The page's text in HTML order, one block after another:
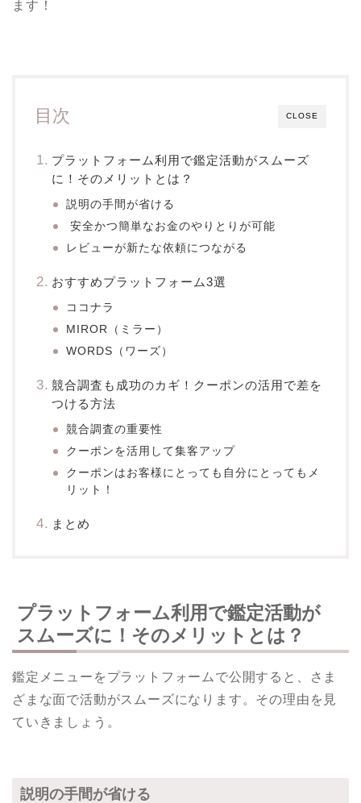
ます！
CLOSE
目次
プラットフォーム利用で鑑定活動がスムーズ
に！そのメリットとは？
説明の手間が省ける
安全かつ簡単なお金のやりとりが可能
レビューが新たな依頼につながる
おすすめプラットフォーム3選
ココナラ
MIROR（ミラー）
WORDS（ワーズ）
競合調査も成功のカギ！クーポンの活用で差を
つける方法
競合調査の重要性
クーポンを活用して集客アップ
クーポンはお客様にとっても自分にとってもメ
リット！
まとめ
プラットフォーム利用で鑑定活動が
スムーズに！そのメリットとは？
鑑定メニューをプラットフォームで公開すると、さま
ざまな面で活動がスムーズになります。その理由を見
ていきましょう。
説明の手間が省ける